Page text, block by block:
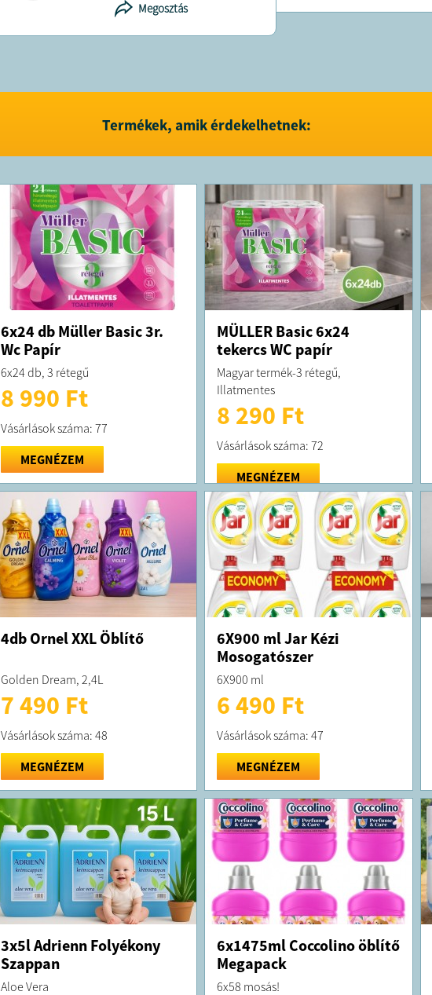
Megosztás
Termékek, amik érdekelhetnek:
6x24 db Müller Basic 3r.
Wc Papír
6x24 db, 3 rétegű
8 990 Ft
Vásárlások száma: 77
MEGNÉZEM
MÜLLER Basic 6x24
tekercs WC papír
Magyar termék-3 rétegű,
Illatmentes
8 290 Ft
Vásárlások száma: 72
MEGNÉZEM
4db Ornel XXL Öblítő
Golden Dream, 2,4L
7 490 Ft
Vásárlások száma: 48
MEGNÉZEM
6X900 ml Jar Kézi
Mosogatószer
6X900 ml
6 490 Ft
Vásárlások száma: 47
MEGNÉZEM
3x5l Adrienn Folyékony
Szappan
Aloe Vera
6x1475ml Coccolino öblítő
Megapack
6x58 mosás!